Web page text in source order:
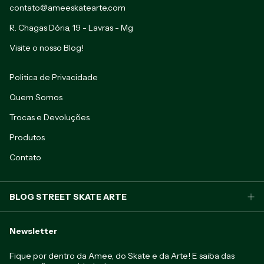
contato@ameeskatearte.com
R. Chagas Dória, 19 - Lavras - Mg
Visite o nosso Blog!
Politica de Privacidade
Quem Somos
Trocas e Devoluções
Produtos
Contato
BLOG STREET SKATE ARTE
Newsletter
Fique por dentro da Amee, do Skate e da Arte! E saiba das